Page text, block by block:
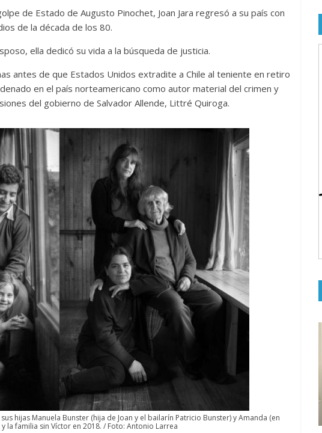
de Estado de Augusto Pinochet, Joan Jara regresó a su país con
de la década de los 80.
ella dedicó su vida a la búsqueda de justicia.
antes de que Estados Unidos extradite a Chile al teniente en retiro
en el país norteamericano como autor material del crimen y
del gobierno de Salvador Allende, Littré Quiroga.
hijas Manuela Bunster (hija de Joan y el bailarín Patricio Bunster) y Amanda (en
y la familia sin Víctor en 2018. / Foto: Antonio Larrea
Un hombre entre dos
mundos
15 mayo, 2026 Julio Martínez Molina
Las series-
Julio